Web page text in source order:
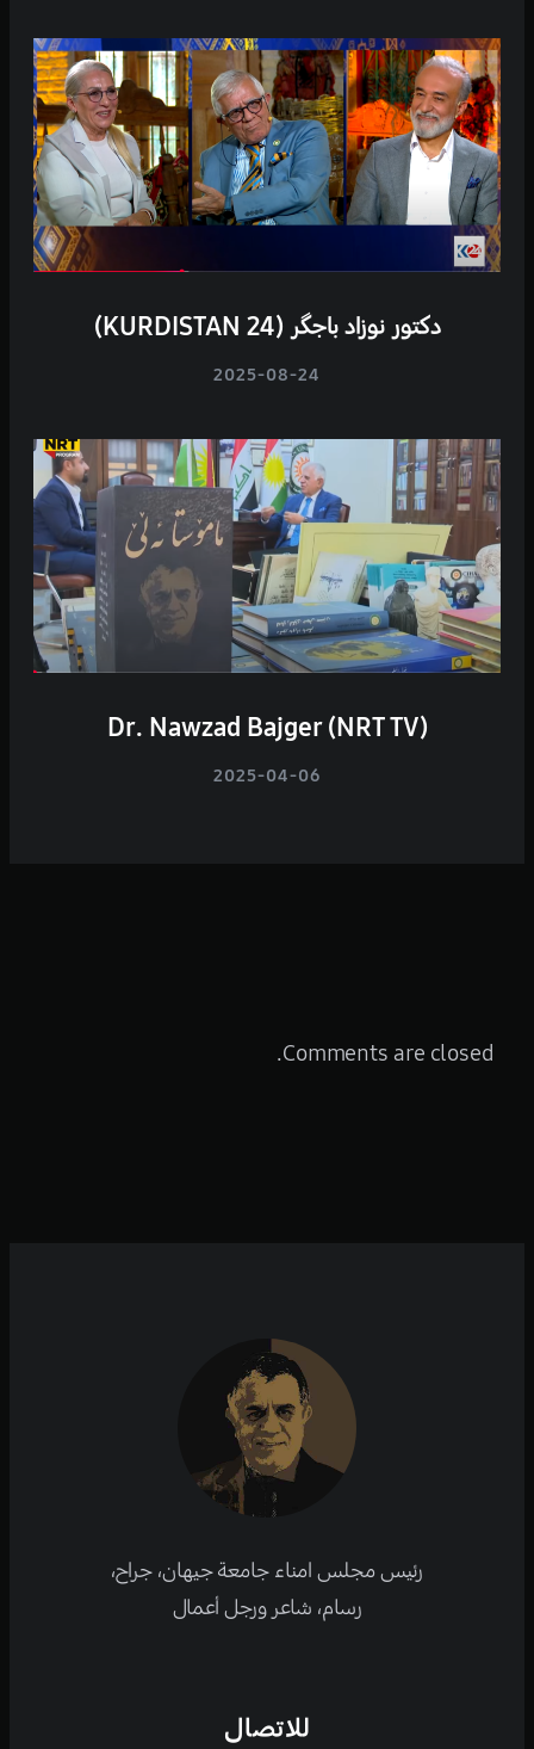
دکتور نوزاد باجگر (KURDISTAN 24)
2025-08-24
Dr. Nawzad Bajger (NRT TV)
2025-04-06
Comments are closed.
رئيس مجلس امناء جامعة جيهان، جراح،
رسام، شاعر ورجل أعمال
للاتصال